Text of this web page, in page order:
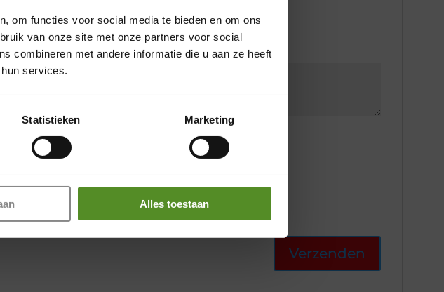
om functies voor social media te bieden en om ons
van onze site met onze partners voor social
combineren met andere informatie die u aan ze heeft
services.
Statistieken Marketing
Alles toestaan
– 17:00
17:00
17:00
17:00